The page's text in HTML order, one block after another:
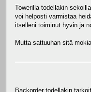
Towerilla todellakin
voi helposti varmistaa
itselleni toiminut hyvin ja
Mutta sattuuhan sitä
Backorder todellakin